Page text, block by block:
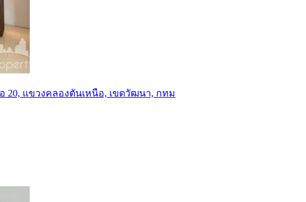
20, แขวงคลองตันเหนือ, เขตวัฒนา, กทม